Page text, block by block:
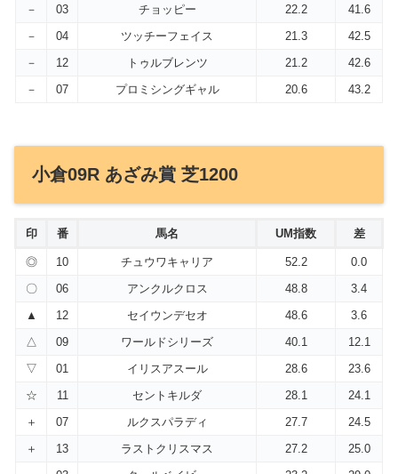
－
03 チョッピー 22.2
41.6
－
04 ツッチーフェイス 21.3
42.5
－
12 トゥルブレンツ 21.2
42.6
－
07 プロミシングギャル 20.6 43.2
小倉09R あざみ賞 芝1200
印 番 馬名 UM指数 差
◎ 10 チュウワキャリア 52.2
0.0
〇
06 アンクルクロス 48.8
3.4
▲
12 セイウンデセオ 48.6
3.6
△
09 ワールドシリーズ 40.1
12.1
▽
01 イリスアスール 28.6
23.6
☆
11 セントキルダ 28.1
24.1
＋
07 ルクスパラディ 27.7
24.5
＋
13 ラストクリスマス 27.2
25.0